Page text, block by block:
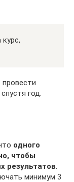
год.
одного
чтобы
результатов
минимум 3